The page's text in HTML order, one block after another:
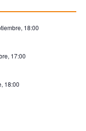
18:00
17:00
18:00